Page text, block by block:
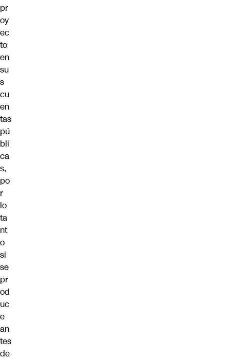
pr
oy
ec
to
en
su
s
cu
en
tas
pú
bli
ca
s,
po
r
lo
ta
nt
o
si
se
pr
od
uc
e
an
tes
de